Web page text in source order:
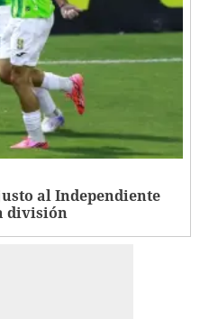
al Independiente
división